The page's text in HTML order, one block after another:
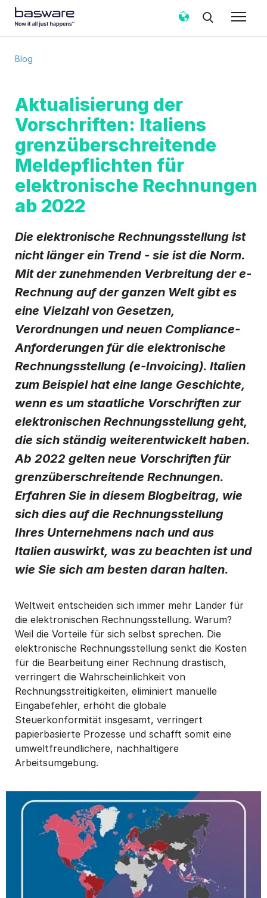
Blog
Aktualisierung der
Vorschriften: Italiens
grenzüberschreitende
Meldepflichten für
elektronische Rechnungen
ab 2022
Die elektronische Rechnungsstellung ist
nicht länger ein Trend - sie ist die Norm.
Mit der zunehmenden Verbreitung der e-
Rechnung auf der ganzen Welt gibt es
eine Vielzahl von Gesetzen,
Verordnungen und neuen Compliance-
Anforderungen für die elektronische
Rechnungsstellung (e-Invoicing). Italien
zum Beispiel hat eine lange Geschichte,
wenn es um staatliche Vorschriften zur
elektronischen Rechnungsstellung geht,
die sich ständig weiterentwickelt haben.
Ab 2022 gelten neue Vorschriften für
grenzüberschreitende Rechnungen.
Erfahren Sie in diesem Blogbeitrag, wie
sich dies auf die Rechnungsstellung
Ihres Unternehmens nach und aus
Italien auswirkt, was zu beachten ist und
wie Sie sich am besten daran halten.
Weltweit entscheiden sich immer mehr Länder für
die elektronischen Rechnungsstellung. Warum?
Weil die Vorteile für sich selbst sprechen. Die
elektronische Rechnungsstellung senkt die Kosten
für die Bearbeitung einer Rechnung drastisch,
verringert die Wahrscheinlichkeit von
Rechnungsstreitigkeiten, eliminiert manuelle
Eingabefehler, erhöht die globale
Steuerkonformität insgesamt, verringert
papierbasierte Prozesse und schafft somit eine
umweltfreundlichere, nachhaltigere
Arbeitsumgebung.
Land*
Benachrichtigungshäufigkeit
Sofort
Wöchentlich Monatlich
Basware darf meine über das vorliegende Formular
Anfrage in Übereinstimmung mit dem
Datenschutzhinweiszu bearbeiten.
Ich stimme zu, Blog-E-Mail-Benachrichtigungen
von Basware zu erhalten. *
Ich kann mich jederzeit über den Abmeldelink in jeder Mitteilung
oder durchKlicken hiervom E-Mail-Marketing abmelden.